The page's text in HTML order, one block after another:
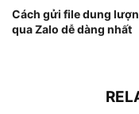
Cách gửi file dung
qua Zalo dễ dàng nhất